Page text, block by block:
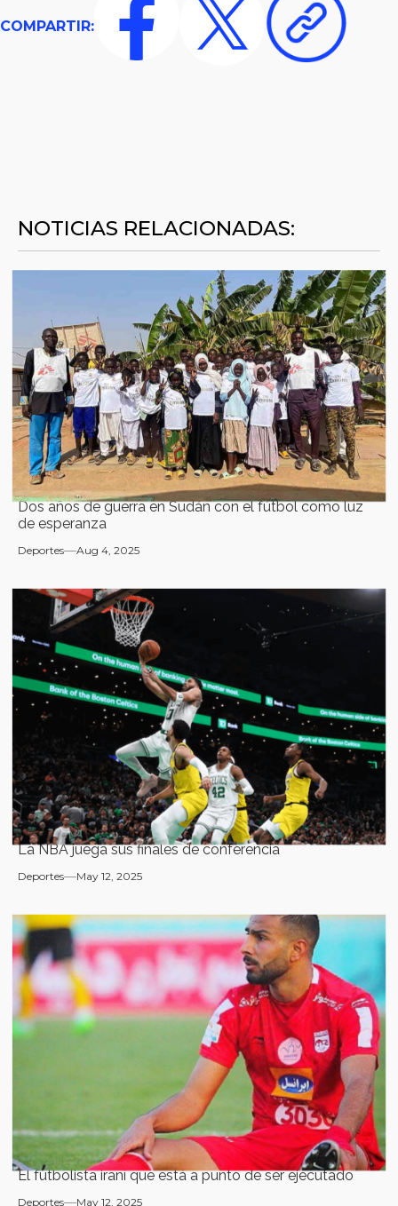
COMPARTIR:
NOTICIAS RELACIONADAS:
Dos años de guerra en Sudán con el fútbol como luz
de esperanza
Deportes Aug 4, 2025
La NBA juega sus finales de conferencia
Deportes May 12, 2025
El futbolista iraní que está a punto de ser ejecutado
Deportes May 12, 2025